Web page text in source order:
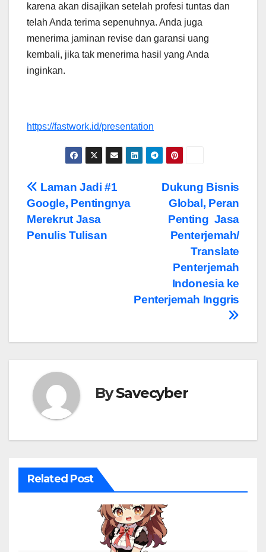
karena akan disajikan setelah profesi tuntas dan
telah Anda terima sepenuhnya. Anda juga
menerima jaminan revise dan garansi uang
kembali, jika tak menerima hasil yang Anda
inginkan.
https://fastwork.id/presentation
Post
navigation
Dukung Bisnis
Global, Peran
Penting Jasa
Penterjemah/
Translate
Penterjemah
Indonesia ke
Penterjemah Inggris
Laman Jadi #1
Google, Pentingnya
Merekrut Jasa
Penulis Tulisan
BySavecyber
Related Post